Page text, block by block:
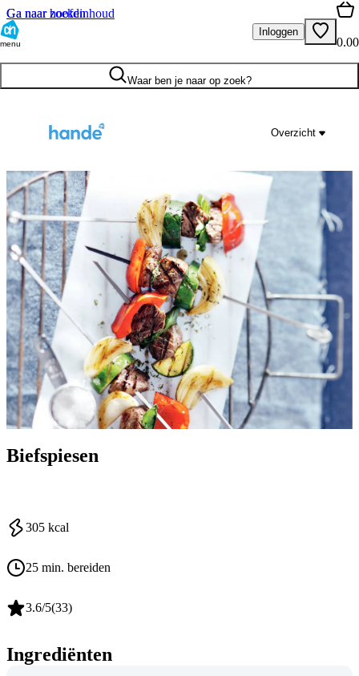
Ga naar hoofdinhoud
Ga naar zoeken
menu
Inloggen
0.00
Waar ben je naar op zoek?
Overzicht
Biefspiesen
305 kcal
25 min. bereiden
3.6/5(33)
Ingrediënten